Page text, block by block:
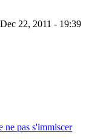
22, 2011 - 19:39
pas s'immiscer